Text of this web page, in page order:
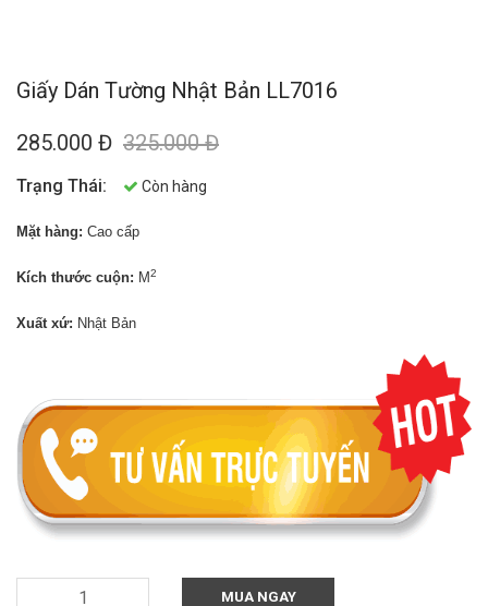
Giấy Dán Tường Nhật Bản LL7016
285.000 Đ 325.000 Đ
Trạng Thái: Còn hàng
Mặt hàng: Cao cấp
Kích thước cuộn: M2
Xuất xứ: Nhật Bản
MUA NGAY